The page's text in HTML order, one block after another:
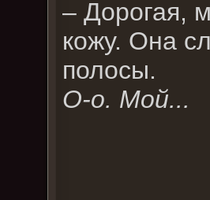
– Дорогая,
кожу. Она
полосы.
О-о. Мой...